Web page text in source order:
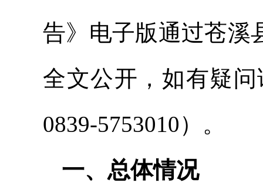
告》电子版通过苍溪
全文公开，如有疑
0839-5753010）。
一、总体情况